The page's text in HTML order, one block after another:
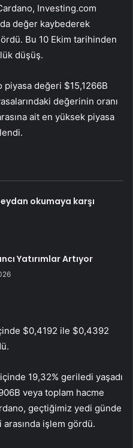
Investing.com
değer kaybederek
Bu 10 Ekim tarihinden
düşüş.
değeri $15,1266B
değerinin oranı
ait en yüksek piyasa
okumaya karşı
Yatırımlar Artıyor
$0,4192 ile $0,4392
19,32% geriledi yaşadı
veya toplam hacme
geçtiğimiz yedi günde
işlem gördü.